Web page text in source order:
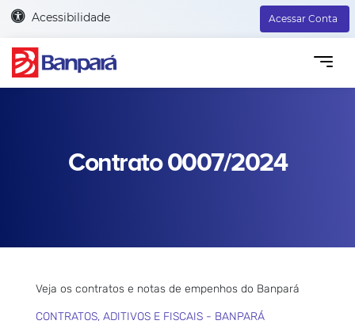
Acessibilidade Acessar Conta
Contrato 0007/2024
Veja os contratos e notas de empenhos do Banpará
CONTRATOS, ADITIVOS E FISCAIS - BANPARÁ